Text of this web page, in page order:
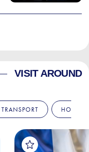
VISIT AROUND
TRANSPORT